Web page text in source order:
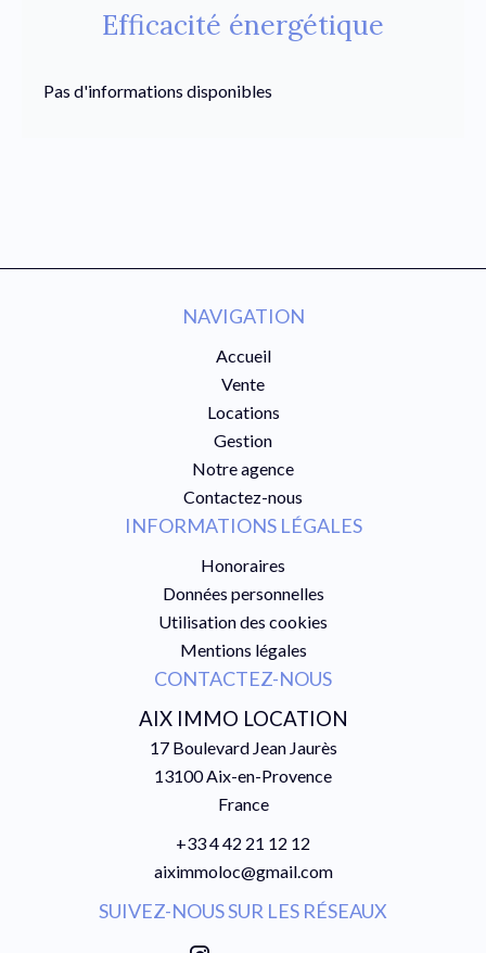
Efficacité énergétique
Pas d'informations disponibles
NAVIGATION
Accueil
Vente
Locations
Gestion
Notre agence
Contactez-nous
INFORMATIONS LÉGALES
Honoraires
Données personnelles
Utilisation des cookies
Mentions légales
CONTACTEZ-NOUS
AIX IMMO LOCATION
17 Boulevard Jean Jaurès
13100Aix-en-Provence
France
+33 4 42 21 12 12
aiximmoloc@gmail.com
SUIVEZ-NOUS SUR LES RÉSEAUX